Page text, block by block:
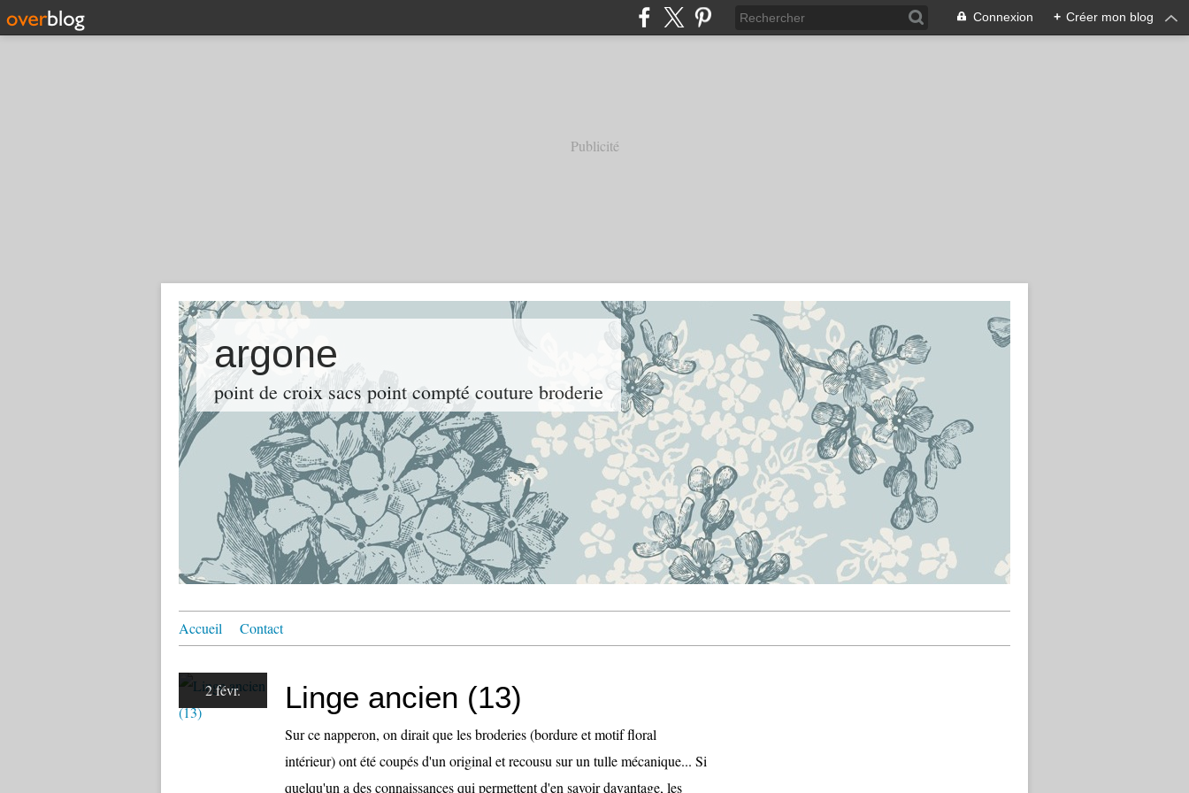
Connexion + Créer mon blog
Publicité
argone
point de croix sacs point compté couture broderie
Accueil Contact
2 févr. Linge ancien (13)
Sur ce napperon, on dirait que les broderies (bordure et motif floral
intérieur) ont été coupés d'un original et recousu sur un tulle mécanique... Si
quelqu'un a des connaissances qui permettent d'en savoir davantage, les